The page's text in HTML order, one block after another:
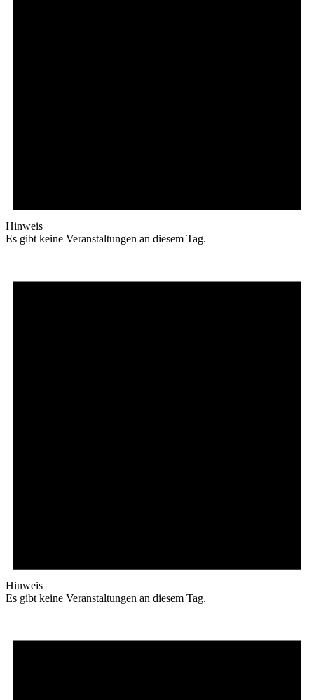
Hinweis
Es gibt keine Veranstaltungen an diesem Tag.
Hinweis
Es gibt keine Veranstaltungen an diesem Tag.